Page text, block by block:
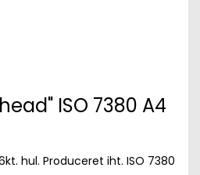
ISO 7380 A4
hul. Produceret iht. ISO 7380